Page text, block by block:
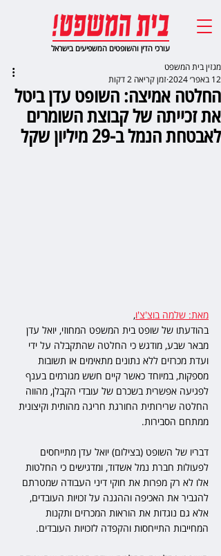
עורכי הדין והשופטים המשפיעים בישראל
החלטה אמיצה: השופט עדן ביטל
את זכייתה של קבוצת השומרים
לאבטחת הנמל ב-29 מיליון שקל
מגזין בית המשפט
12 באפר׳ 2024
זמן קריאה 2 דקות
מאת: שלמה בוצ'צ'ו,
בהודעתו של שופט בית המשפט המחוזי, יואל עדן
מבאר שבע, מודגש כי החלטה שהתקבלה על ידי
ועדת מכרזים ללא נתונים מתאימים או תשובות
מספקות, במיוחד כאשר קיים חשש מגורמים בענף
לפגיעה אפשרית בשכרם של עובדי הקבלן, מהווה
החלטה שרירותית החורגת חריגה מהותית וקיצונית
ממתחם הסבירות.
דבריו של השופט (בצילום) יואל עדן מתייחסים
לפעולות חברת נמל אשדוד, ומדגישים כי החלטות
אלו לא רק מפרות את חוקי דיני העבודה שמטרתם
להגביר את האכיפה וההגנה על זכויות העובדים,
אלא גם נוגדות את הוראות המכרזים ותקנות
המחייבות התייחסות והקפדה לזכויות העובדים.